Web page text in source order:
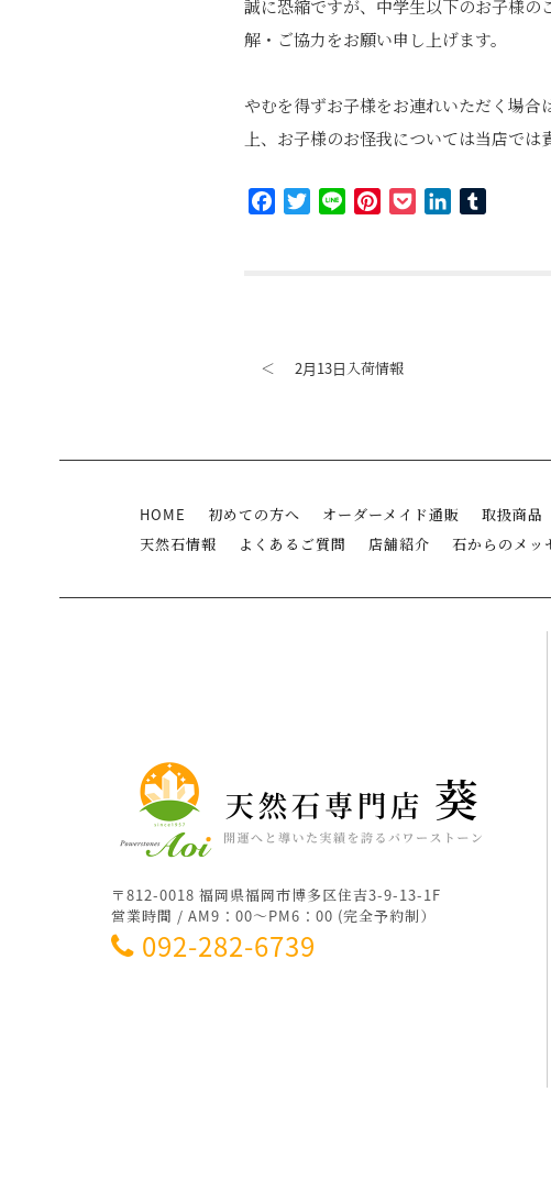
誠に恐縮ですが、中学生以下のお子様
解・ご協力をお願い申し上げます。
やむを得ずお子様をお連れいただく場
上、お子様のお怪我については当店では
FacebookTwitterLine PinterestPocketLinkedIn
＜ 2月13日入荷情報
HOME 初めての方へ オーダーメイド通販 取扱商品
天然石情報
よくあるご質問 店舗紹介 石からのメッ
〒812-0018 福岡県福岡市博多区住吉3-9-13-1F
営業時間 / AM9：00～PM6：00 (完全予約制）
092-282-6739